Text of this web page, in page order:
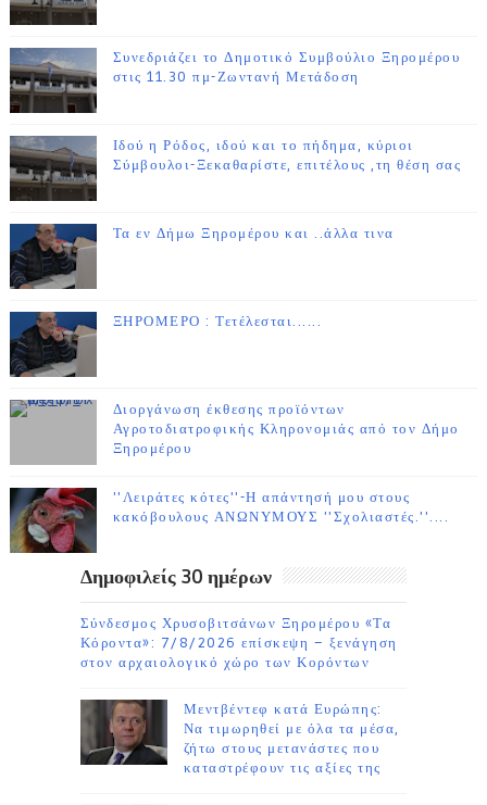
Συνεδριάζει το Δημοτικό Συμβούλιο Ξηρομέρου
στις 11.30 πμ-Ζωντανή Μετάδοση
Ιδού η Ρόδος, ιδού και το πήδημα, κύριοι
Σύμβουλοι-Ξεκαθαρίστε, επιτέλους ,τη θέση σας
Τα εν Δήμω Ξηρομέρου και ..άλλα τινα
ΞΗΡΟΜΕΡΟ : Τετέλεσται......
Διοργάνωση έκθεσης προϊόντων
Αγροτοδιατροφικής Κληρονομιάς από τον Δήμο
Ξηρομέρου
''Λειράτες κότες''-Η απάντησή μου στους
κακόβουλους ΑΝΩΝΥΜΟΥΣ ''Σχολιαστές.''....
Δημοφιλείς 30 ημέρων
Σύνδεσμος Χρυσοβιτσάνων Ξηρομέρου «Τα
Κόροντα»: 7/8/2026 επίσκεψη – ξενάγηση
στον αρχαιολογικό χώρο των Κορόντων
Μεντβέντεφ κατά Ευρώπης:
Να τιμωρηθεί με όλα τα μέσα,
ζήτω στους μετανάστες που
καταστρέφουν τις αξίες της